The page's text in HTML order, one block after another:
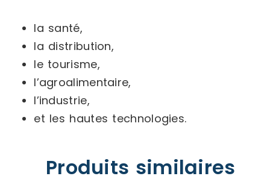
la santé,
la distribution,
le tourisme,
l’agroalimentaire,
l’industrie,
et les hautes technologies.
Produits similaires